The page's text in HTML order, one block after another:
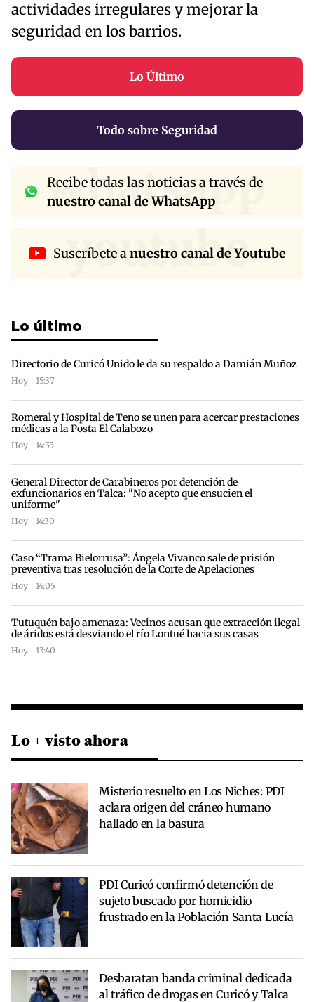
actividades irregulares y mejorar la
seguridad en los barrios.
Lo Último
Todo sobre Seguridad
whatsapp
Recibe todas las noticias a través de
nuestro canal de WhatsApp
youtube
Suscríbete anuestro canal de Youtube
Lo último
Directorio de Curicó Unido le da su respaldo a Damián Muñoz
Hoy | 15:37
Romeral y Hospital de Teno se unen para acercar prestaciones
médicas a la Posta El Calabozo
Hoy | 14:55
General Director de Carabineros por detención de
exfuncionarios en Talca: "No acepto que ensucien el
uniforme"
Hoy | 14:30
Caso “Trama Bielorrusa”: Ángela Vivanco sale de prisión
preventiva tras resolución de la Corte de Apelaciones
Hoy | 14:05
Tutuquén bajo amenaza: Vecinos acusan que extracción ilegal
de áridos está desviando el río Lontué hacia sus casas
Hoy | 13:40
Lo + visto ahora
Misterio resuelto en Los Niches: PDI
aclara origen del cráneo humano
hallado en la basura
PDI Curicó confirmó detención de
sujeto buscado por homicidio
frustrado en la Población Santa Lucía
Desbaratan banda criminal dedicada
al tráfico de drogas en Curicó y Talca